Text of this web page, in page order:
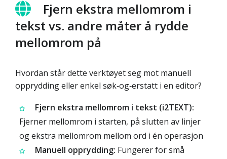
Fjern ekstra mellomrom i
tekst vs. andre måter å rydde
mellomrom på
Hvordan står dette verktøyet seg mot manuell
opprydding eller enkel søk‑og‑erstatt i en editor?
Fjern ekstra mellomrom i tekst (i2TEXT):
Fjerner mellomrom i starten, på slutten av linjer
og ekstra mellomrom mellom ord i én operasjon
Manuell opprydding: Fungerer for små